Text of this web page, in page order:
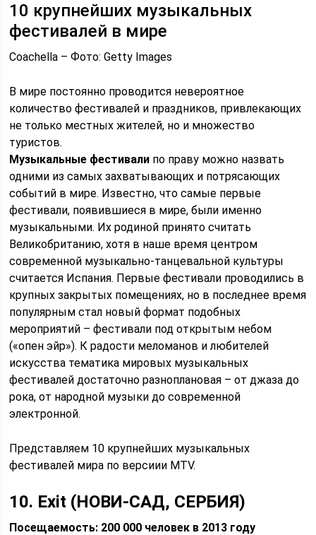
10 крупнейших музыкальных
фестивалей в мире
Coachella – Фото: Getty Images
В мире постоянно проводится невероятное
количество фестивалей и праздников, привлекающих
не только местных жителей, но и множество
туристов.
Музыкальные фестивали по праву можно назвать
одними из самых захватывающих и потрясающих
событий в мире. Известно, что самые первые
фестивали, появившиеся в мире, были именно
музыкальными. Их родиной принято считать
Великобританию, хотя в наше время центром
современной музыкально-танцевальной культуры
считается Испания. Первые фестивали проводились в
крупных закрытых помещениях, но в последнее время
популярным стал новый формат подобных
мероприятий – фестивали под открытым небом
(«опен эйр»). К радости меломанов и любителей
искусства тематика мировых музыкальных
фестивалей достаточно разноплановая – от джаза до
рока, от народной музыки до современной
электронной.
Представляем 10 крупнейших музыкальных
фестивалей мира по версиии MTV.
10. Exit (НОВИ-САД, СЕРБИЯ)
Посещаемость: 200 000 человек в 2013 году